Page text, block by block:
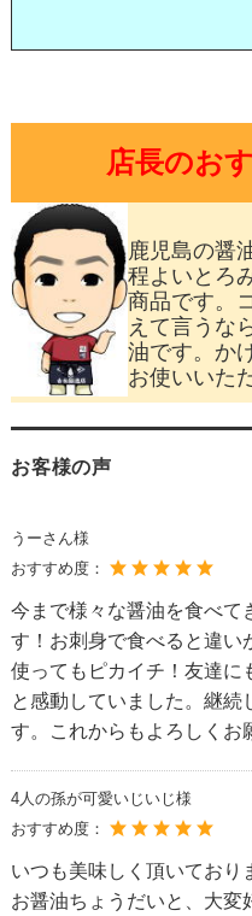
店長のお
鹿児島の醤
程よいとろ
商品です。
えて言うな
油です。か
お使いいた
お客様の声
うーさん様
おすすめ度：
今まで様々な醤油を食べて
す！お刺身で食べると違い
使ってもピカイチ！友達に
と感動していました。継
す。これからもよろしくお
4人の孫が可愛いじいじ様
おすすめ度：
いつも美味しく頂いており
お醤油ちょうだいと、大変